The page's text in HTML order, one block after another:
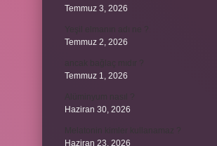
Temmuz 3, 2026
Temmuz 2, 2026
Temmuz 1, 2026
Haziran 30, 2026
Haziran 23, 2026